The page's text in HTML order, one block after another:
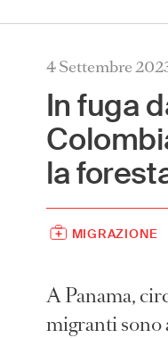
4 Settembre
In fuga
la
MIGRAZIONE
A Panama,
migranti sono
International
Australia
Austria (Deutsch)
Belgium
Czech Republic
France (Français)
Germany